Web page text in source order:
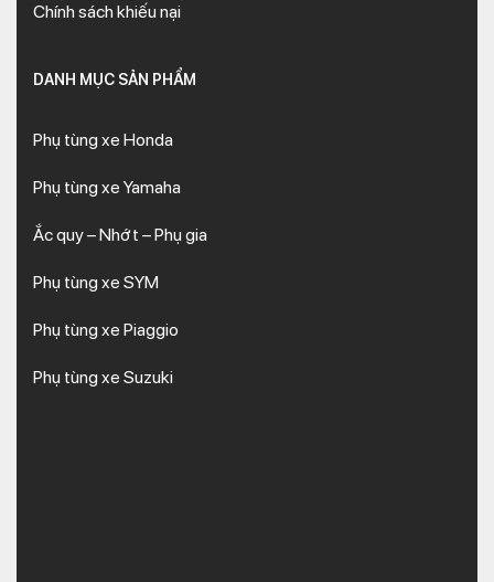
Chính sách khiếu nại
DANH MỤC SẢN PHẨM
Phụ tùng xe Honda
Phụ tùng xe Yamaha
Ắc quy – Nhớt – Phụ gia
Phụ tùng xe SYM
Phụ tùng xe Piaggio
Phụ tùng xe Suzuki